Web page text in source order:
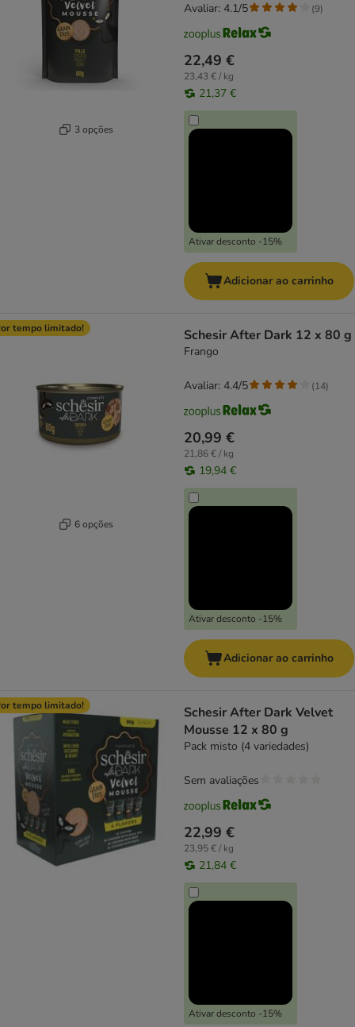
3 opções
22,49 €
23,43 € / kg
21,37 €
Ativar desconto -15%
Avaliar: 4.1/5 (9)
Adicionar ao carrinho
tempo limitado!
6 opções
Schesir After Dark 12 x 80 g
Frango
20,99 €
21,86 € / kg
19,94 €
Ativar desconto -15%
Avaliar: 4.4/5 (14)
Adicionar ao carrinho
tempo limitado!
Schesir After Dark Velvet
Mousse 12 x 80 g
Pack misto (4 variedades)
22,99 €
23,95 € / kg
21,84 €
Ativar desconto -15%
Sem avaliações